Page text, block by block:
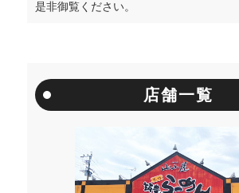
是非御覧ください。
店舗一覧